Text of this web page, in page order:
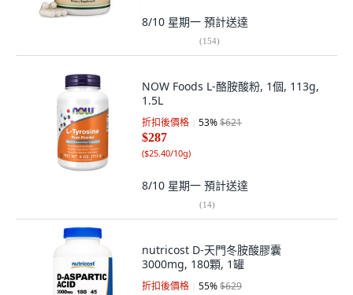
8/10 星期一 預計送達
(154)
NOW Foods L-酪胺酸粉, 1個, 113g,
1.5L
折扣後價格 53%$621
$287
($25.40/10g)
8/10 星期一 預計送達
(14)
nutricost D-天門冬胺酸膠囊
3000mg, 180顆, 1罐
折扣後價格 55%$629